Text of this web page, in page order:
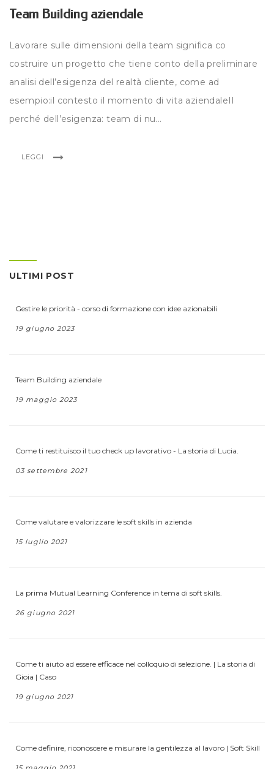
Team Building aziendale
Lavorare sulle dimensioni della team significa co
costruire un progetto che tiene conto della preliminare
analisi dell’esigenza del realtà cliente, come ad
esempio:il contesto il momento di vita aziendaleIl
perché dell’esigenza: team di nu...
LEGGI
ULTIMI POST
Gestire le priorità - corso di formazione con idee azionabili
19 giugno 2023
Team Building aziendale
19 maggio 2023
Come ti restituisco il tuo check up lavorativo - La storia di Lucia.
03 settembre 2021
Come valutare e valorizzare le soft skills in azienda
15 luglio 2021
La prima Mutual Learning Conference in tema di soft skills.
26 giugno 2021
Come ti aiuto ad essere efficace nel colloquio di selezione. | La storia di
Gioia | Caso
19 giugno 2021
Come definire, riconoscere e misurare la gentilezza al lavoro | Soft Skill